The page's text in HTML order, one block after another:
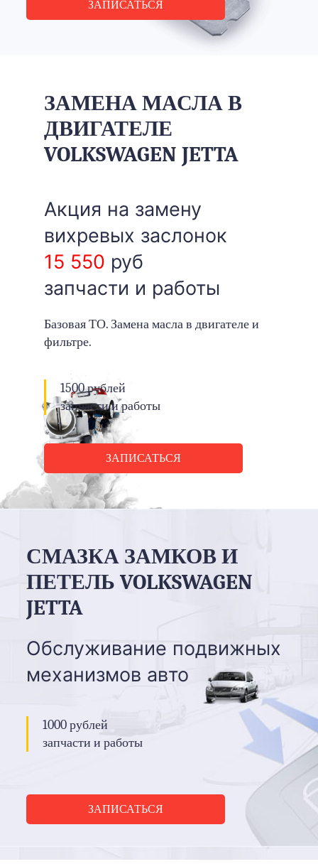
ЗАПИСАТЬСЯ
ЗАМЕНА МАСЛА В
ДВИГАТЕЛЕ
VOLKSWAGEN JETTA
Акция на замену
вихревых заслонок
15 550 руб
запчасти и работы
Базовая ТО. Замена масла в двигателе и
фильтре.
1500 рублей
запчасти и работы
ЗАПИСАТЬСЯ
СМАЗКА ЗАМКОВ И
ПЕТЕЛЬ VOLKSWAGEN
JETTA
Обслуживание подвижных
механизмов авто
1000 рублей
запчасти и работы
ЗАПИСАТЬСЯ